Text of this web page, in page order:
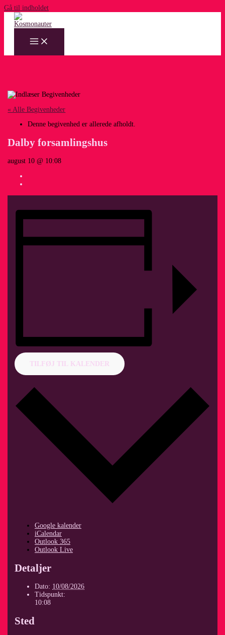
Gå til indholdet
« Alle Begivenheder
Denne begivenhed er allerede afholdt.
Dalby forsamlingshus
august 10 @ 10:08
TILFØJ TIL KALENDER
Google kalender
iCalendar
Outlook 365
Outlook Live
Detaljer
Dato: 10/08/2026
Tidspunkt:
10:08
Sted